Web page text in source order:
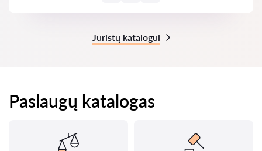
Juristų katalogui
Paslaugų katalogas